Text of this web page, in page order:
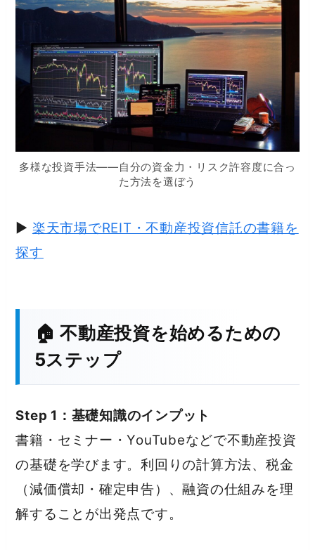
多様な投資手法——自分の資金力・リスク許容度に合っ
た方法を選ぼう
▶ 楽天市場でREIT・不動産投資信託の書籍を
探す
🏠 不動産投資を始めるための
5ステップ
Step 1：基礎知識のインプット
書籍・セミナー・YouTubeなどで不動産投資
の基礎を学びます。利回りの計算方法、税金
（減価償却・確定申告）、融資の仕組みを理
解することが出発点です。